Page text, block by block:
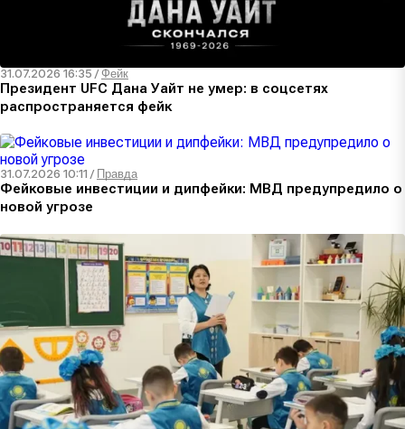
31.07.2026 16:35 /Фейк
Президент UFC Дана Уайт не умер: в соцсетях
распространяется фейк
31.07.2026 10:11 / Правда
Фейковые инвестиции и дипфейки: МВД предупредило о
новой угрозе